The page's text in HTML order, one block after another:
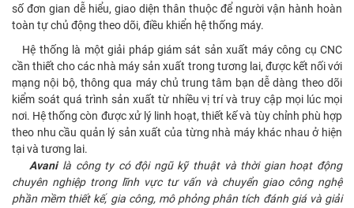
số đơn gian dễ hiểu, giao diện thân thuộc để người vận hành hoàn
toàn tự chủ động theo dõi, điều khiển hệ thống máy.
Hệ thống là một giải pháp giám sát sản xuất máy công cụ CNC
cần thiết cho các nhà máy sản xuất trong tương lai, được kết nối với
mạng nội bộ, thông qua máy chủ trung tâm bạn dễ dàng theo dõi
kiểm soát quá trình sản xuất từ nhiều vị trí và truy cập mọi lúc mọi
nơi. Hệ thống còn được xử lý linh hoạt, thiết kế và tùy chỉnh phù hợp
theo nhu cầu quản lý sản xuất của từng nhà máy khác nhau ở hiện
tại và tương lai.
Avanilà công ty có đội ngũ kỹ thuật và thời gian hoạt động
chuyên nghiệp trong lĩnh vực tư vấn và chuyển giao công nghệ
phần mềm thiết kế, gia công, mô phỏng phân tích đánh giá và giải